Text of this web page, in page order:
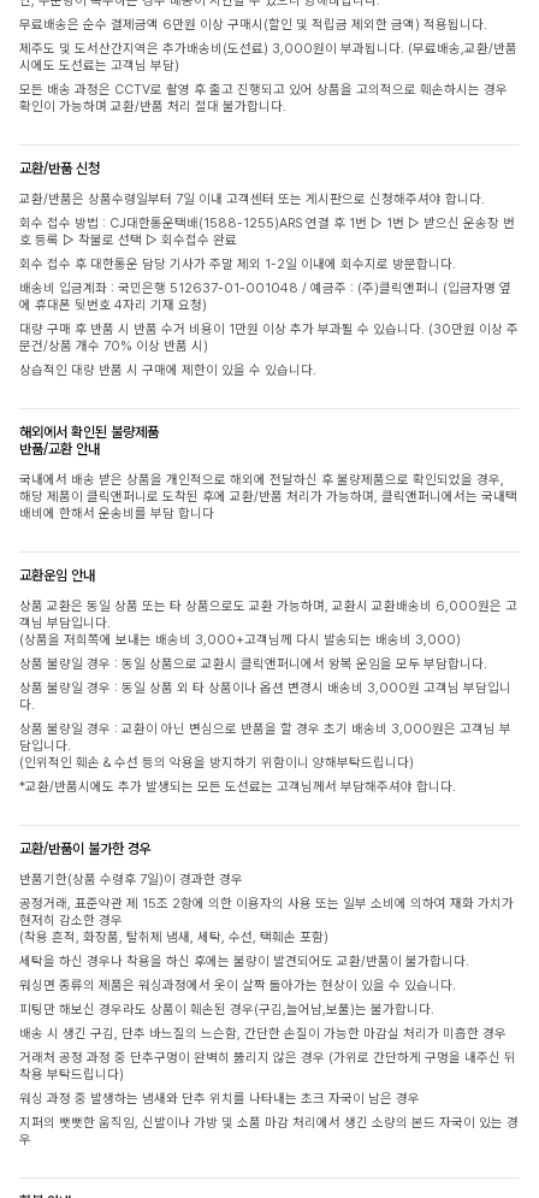
무료배송은 순수 결제금액 6만원 이상 구매시(할인 및 적립금 제외한 금액) 적용됩니다.
제주도 및 도서산간지역은 추가배송비(도선료) 3,000원이 부과됩니다. (무료배송,교환/반품
시에도 도선료는 고객님 부담)
모든 배송 과정은 CCTV로 촬영 후 출고 진행되고 있어 상품을 고의적으로 훼손하시는 경우
확인이 가능하며 교환/반품 처리 절대 불가합니다.
교환/반품 신청
교환/반품은 상품수령일부터 7일 이내 고객센터 또는 게시판으로 신청해주셔야 합니다.
회수 접수 방법 : CJ대한통운택배(1588-1255)ARS 연결 후 1번 ▷ 1번 ▷ 받으신 운송장 번
호 등록 ▷ 착불로 선택 ▷ 회수접수 완료
회수 접수 후 대한통운 담당 기사가 주말 제외 1-2일 이내에 회수지로 방문합니다.
배송비 입금계좌 : 국민은행 512637-01-001048 / 예금주 : (주)클릭앤퍼니 (입금자명 옆
에 휴대폰 뒷번호 4자리 기재 요청)
대량 구매 후 반품 시 반품 수거 비용이 1만원 이상 추가 부과될 수 있습니다. (30만원 이상 주
문건/상품 개수 70% 이상 반품 시)
상습적인 대량 반품 시 구매에 제한이 있을 수 있습니다.
해외에서 확인된 불량제품
반품/교환 안내
국내에서 배송 받은 상품을 개인적으로 해외에 전달하신 후 불량제품으로 확인되었을 경우,
해당 제품이 클릭앤퍼니로 도착된 후에 교환/반품 처리가 가능하며, 클릭앤퍼니에서는 국내택
배비에 한해서 운송비를 부담 합니다
교환운임 안내
상품 교환은 동일 상품 또는 타 상품으로도 교환 가능하며, 교환시 교환배송비 6,000원은 고
객님 부담입니다.
(상품을 저희쪽에 보내는 배송비 3,000+고객님께 다시 발송되는 배송비 3,000)
상품 불량일 경우 : 동일 상품으로 교환시 클릭앤퍼니에서 왕복 운임을 모두 부담합니다.
상품 불량일 경우 : 동일 상품 외 타 상품이나 옵션 변경시 배송비 3,000원 고객님 부담입니
다.
상품 불량일 경우 : 교환이 아닌 변심으로 반품을 할 경우 초기 배송비 3,000원은 고객님 부
담입니다.
(인위적인 훼손 & 수선 등의 악용을 방지하기 위함이니 양해부탁드립니다)
*교환/반품시에도 추가 발생되는 모든 도선료는 고객님께서 부담해주셔야 합니다.
교환/반품이 불가한 경우
반품기한(상품 수령후 7일)이 경과한 경우
공정거래, 표준약관 제 15조 2항에 의한 이용자의 사용 또는 일부 소비에 의하여 재화 가치가
현저히 감소한 경우
(착용 흔적, 화장품, 탈취제 냄새, 세탁, 수선, 택훼손 포함)
세탁을 하신 경우나 착용을 하신 후에는 불량이 발견되어도 교환/반품이 불가합니다.
워싱면 종류의 제품은 워싱과정에서 옷이 살짝 돌아가는 현상이 있을 수 있습니다.
피팅만 해보신 경우라도 상품이 훼손된 경우(구김,늘어남,보풀)는 불가합니다.
배송 시 생긴 구김, 단추 바느질의 느슨함, 간단한 손질이 가능한 마감실 처리가 미흡한 경우
거래처 공정 과정 중 단추구멍이 완벽히 뚫리지 않은 경우 (가위로 간단하게 구멍을 내주신 뒤
착용 부탁드립니다)
워싱 과정 중 발생하는 냄새와 단추 위치를 나타내는 초크 자국이 남은 경우
지퍼의 뻣뻣한 움직임, 신발이나 가방 및 소품 마감 처리에서 생긴 소량의 본드 자국이 있는 경
우